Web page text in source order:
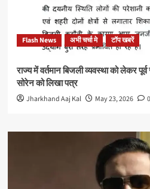
Flash News अभी चर्चा मे टॉप खबरें
राज्य में वर्तमान बिजली व्यवस्था को लेकर
सोरेन को लिखा पत्र
Jharkhand Aaj Kal May 23, 2026 0